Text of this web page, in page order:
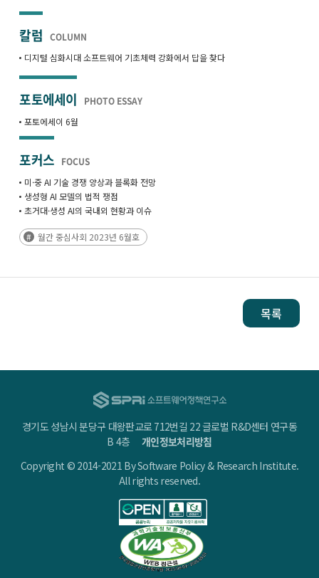
칼럼 COLUMN
디지털 심화시대 소프트웨어 기초체력 강화에서 답을 찾다
포토에세이 PHOTO ESSAY
포토에세이 6월
포커스 FOCUS
미·중 AI 기술 경쟁 양상과 블록화 전망
생성형 AI 모델의 법적 쟁점
초거대·생성 AI의 국내외 현황과 이슈
월간 중심사회 2023년 6월호
목록
경기도 성남시 분당구 대왕판교로 712번길 22 글로벌 R&D센터 연구동
B 4층개인정보처리방침
Copyright © 2014-2021 By Software Policy & Research Institute.
All rights reserved.